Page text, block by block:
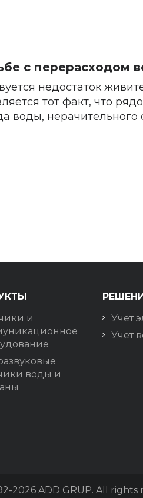
с перерасходом
недостаток
тот факт, что
воды, нерачительного
и
воды и
Учет
Учет
2026 ADD GRUP. All rights